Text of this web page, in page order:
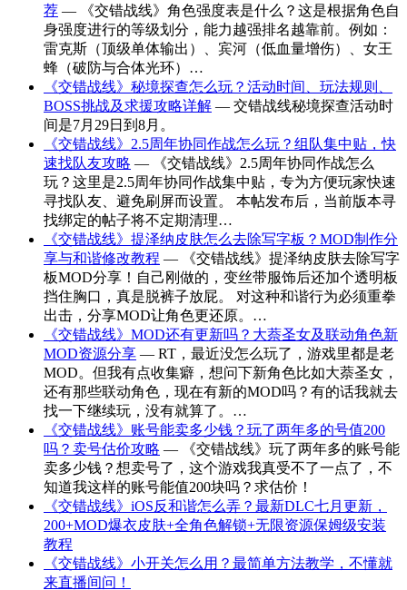
荐 — 《交错战线》角色强度表是什么？这是根据角色自
身强度进行的等级划分，能力越强排名越靠前。例如：
雷克斯（顶级单体输出）、宾河（低血量增伤）、女王
蜂（破防与合体光环）…
《交错战线》秘境探查怎么玩？活动时间、玩法规则、
BOSS挑战及求援攻略详解 — 交错战线秘境探查活动时
间是7月29日到8月。
《交错战线》2.5周年协同作战怎么玩？组队集中贴，快
速找队友攻略 — 《交错战线》2.5周年协同作战怎么
玩？这里是2.5周年协同作战集中贴，专为方便玩家快速
寻找队友、避免刷屏而设置。 本帖发布后，当前版本寻
找绑定的帖子将不定期清理…
《交错战线》提泽纳皮肤怎么去除写字板？MOD制作分
享与和谐修改教程 — 《交错战线》提泽纳皮肤去除写字
板MOD分享！自己刚做的，变丝带服饰后还加个透明板
挡住胸口，真是脱裤子放屁。 对这种和谐行为必须重拳
出击，分享MOD让角色更还原。…
《交错战线》MOD还有更新吗？大萘圣女及联动角色新
MOD资源分享 — RT，最近没怎么玩了，游戏里都是老
MOD。但我有点收集癖，想问下新角色比如大萘圣女，
还有那些联动角色，现在有新的MOD吗？有的话我就去
找一下继续玩，没有就算了。…
《交错战线》账号能卖多少钱？玩了两年多的号值200
吗？卖号估价攻略 — 《交错战线》玩了两年多的账号能
卖多少钱？想卖号了，这个游戏我真受不了一点了，不
知道我这样的账号能值200块吗？求估价！
《交错战线》iOS反和谐怎么弄？最新DLC七月更新，
200+MOD爆衣皮肤+全角色解锁+无限资源保姆级安装
教程
《交错战线》小开关怎么用？最简单方法教学，不懂就
来直播间问！